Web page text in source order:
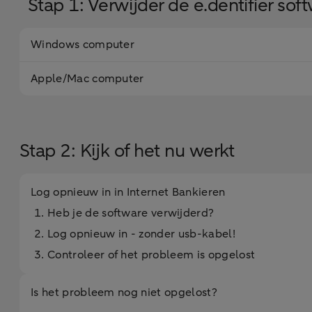
Stap 1: Verwijder de e.dentifier
Windows computer
Apple/Mac computer
Stap 2: Kijk of het nu werkt
Log opnieuw in in Internet Bankieren
Heb je de software verwijderd?
Log opnieuw in - zonder usb-kabel!
Controleer of het probleem is opgelost
Is het probleem nog niet opgelost?